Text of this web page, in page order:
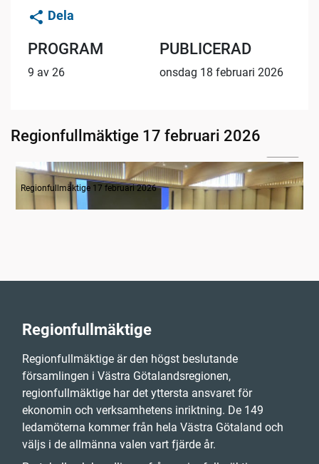
Dela
PROGRAM
9 av 26
PUBLICERAD
onsdag 18 februari 2026
Regionfullmäktige 17 februari 2026
Tyst minut för Monica Selin
Regionfullmäktige 17 februari 2026
Regionfullmäktige
Regionfullmäktige är den högst beslutande
församlingen i Västra Götalandsregionen,
regionfullmäktige har det yttersta ansvaret för
ekonomin och verksamhetens inriktning. De 149
ledamöterna kommer från hela Västra Götaland och
väljs i de allmänna valen vart fjärde år.